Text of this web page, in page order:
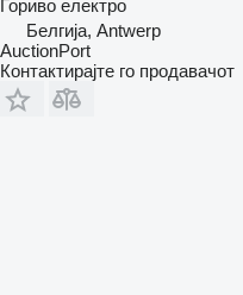
Гориво електро
Белгија, Antwerp
AuctionPort
Контактирајте го продавачот